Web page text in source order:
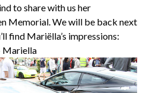
to share with us her
Memorial. We will be back next
find Mariëlla’s impressions:
Mariella